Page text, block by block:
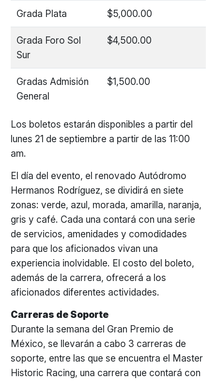
Grada Plata $5,000.00
Grada Foro Sol
Sur
$4,500.00
Gradas Admisión
General
$1,500.00
Los boletos estarán disponibles a partir del
lunes 21 de septiembre a partir de las 11:00
am.
El día del evento, el renovado Autódromo
Hermanos Rodríguez, se dividirá en siete
zonas: verde, azul, morada, amarilla, naranja,
gris y café. Cada una contará con una serie
de servicios, amenidades y comodidades
para que los aficionados vivan una
experiencia inolvidable. El costo del boleto,
además de la carrera, ofrecerá a los
aficionados diferentes actividades.
Carreras de Soporte
Durante la semana del Gran Premio de
México, se llevarán a cabo 3 carreras de
soporte, entre las que se encuentra el Master
Historic Racing, una carrera que contará con